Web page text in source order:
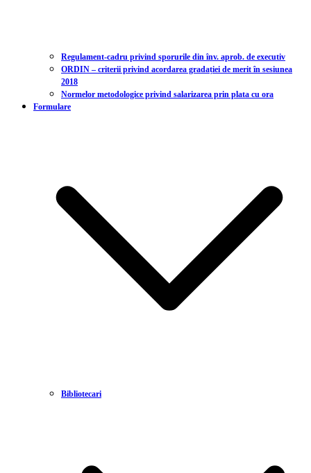
Regulament-cadru privind sporurile din înv. aprob. de executiv
ORDIN – criterii privind acordarea gradației de merit în sesiunea
2018
Normelor metodologice privind salarizarea prin plata cu ora
Formulare
Bibliotecari